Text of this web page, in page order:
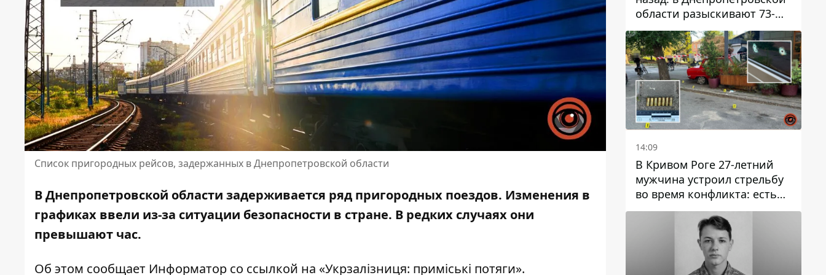
Список пригородных рейсов, задержанных в Днепропетровской области
В Днепропетровской области задерживается ряд пригородных поездов. Изменения в
графиках ввели из-за ситуации безопасности в стране. В редких случаях они
превышают час.
Об этом сообщает Информатор со ссылкой на «Укрзалізниця: приміські потяги».
области разыскивают 73-
летнего мужчину
14:09
В Кривом Роге 27-летний
мужчина устроил стрельбу
во время конфликта: есть
раненый